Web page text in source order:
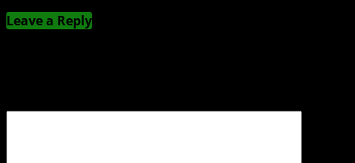
Leave a Reply